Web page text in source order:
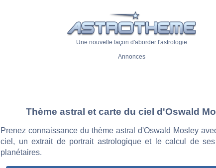
Une nouvelle façon d'aborder l'astrologie
Annonces
Thème astral et carte du ciel d'Oswald
Prenez connaissance du thème astral d'Oswald Mosley
ciel, un extrait de portrait astrologique et le calcul de
planétaires.